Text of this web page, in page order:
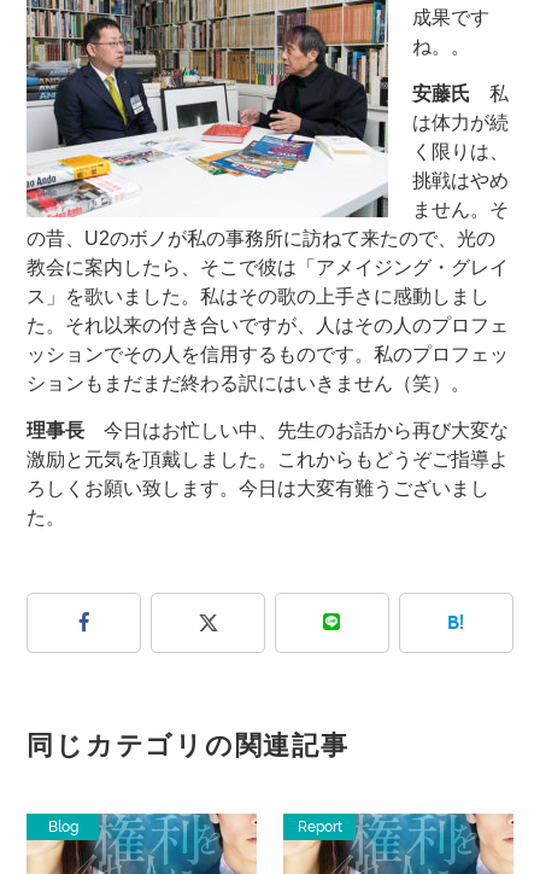
成果です
ね。。
安藤氏 私
は体力が続
く限りは、
挑戦はやめ
ません。そ
の昔、U2のボノが私の事務所に訪ねて来たので、光の
教会に案内したら、そこで彼は「アメイジング・グレイ
ス」を歌いました。私はその歌の上手さに感動しまし
た。それ以来の付き合いですが、人はその人のプロフェ
ッションでその人を信用するものです。私のプロフェッ
ションもまだまだ終わる訳にはいきません（笑）。
理事長 今日はお忙しい中、先生のお話から再び大変な
激励と元気を頂戴しました。これからもどうぞご指導よ
ろしくお願い致します。今日は大変有難うございまし
た。
B!
同じカテゴリの関連記事
Blog Report